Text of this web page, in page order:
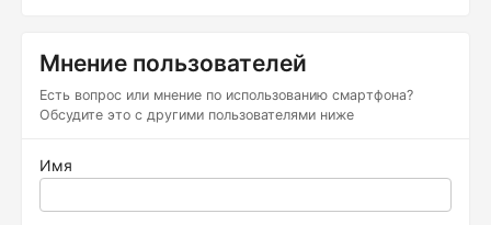
Мнение пользователей
Есть вопрос или мнение по использованию смартфона?
Обсудите это с другими пользователями ниже
Имя